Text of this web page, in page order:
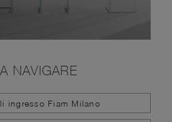
NAVIGARE
ingresso Fiam Milano